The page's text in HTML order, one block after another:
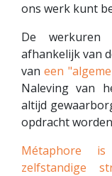
ons werk kunt
De werkuren
afhankelijk van
vaneen
Naleving van
altijd
opdracht
Métaphore
zelfstandige